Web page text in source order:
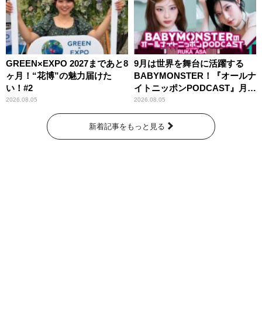
GREEN×EXPO 2027まであと8
ヶ月！“花博”の魅力届けた
い！#2
2026.08.05
9月は世界を舞台に活躍する
BABYMONSTER！『オールナ
イトニッポンPODCAST』月替
わりパーソナリティ
2026.08.05
新着記事をもっと見る